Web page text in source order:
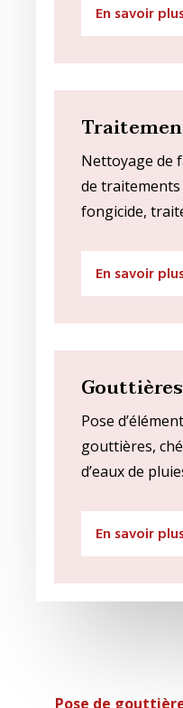
En savoir
Nettoyage de
de
fongicide,
En savoir
Gouttières
Pose
gouttières,
d’eaux de
En savoir
Pose de